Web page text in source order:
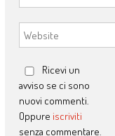
Ricevi un
avviso se ci sono
nuovi commenti.
Oppure iscriviti
senza commentare.